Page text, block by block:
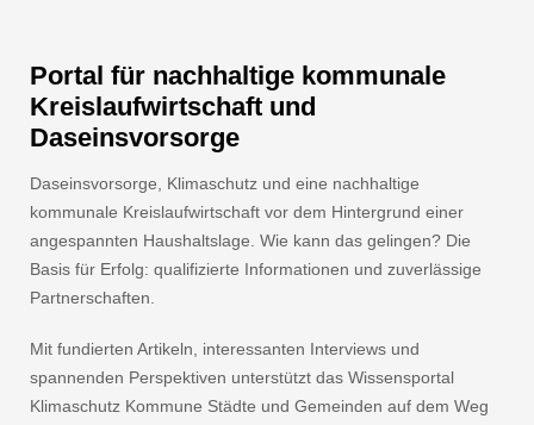
Portal für nachhaltige kommunale
Kreislaufwirtschaft und
Daseinsvorsorge
Daseinsvorsorge, Klimaschutz und eine nachhaltige
kommunale Kreislaufwirtschaft vor dem Hintergrund einer
angespannten Haushaltslage. Wie kann das gelingen? Die
Basis für Erfolg: qualifizierte Informationen und zuverlässige
Partnerschaften.
Mit fundierten Artikeln, interessanten Interviews und
spannenden Perspektiven unterstützt das Wissensportal
Klimaschutz Kommune Städte und Gemeinden auf dem Weg